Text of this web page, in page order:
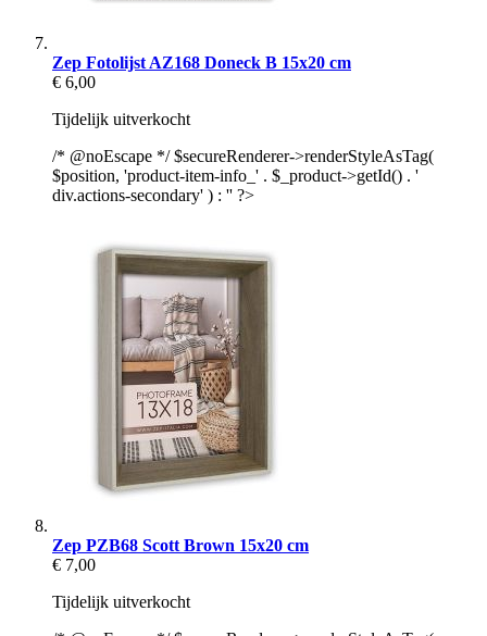
Zep Fotolijst AZ168 Doneck B 15x20 cm
€ 6,00
Tijdelijk uitverkocht
/* @noEscape */ $secureRenderer->renderStyleAsTag(
$position, 'product-item-info_' . $_product->getId() . '
div.actions-secondary' ) : '' ?>
Zep PZB68 Scott Brown 15x20 cm
€ 7,00
Tijdelijk uitverkocht